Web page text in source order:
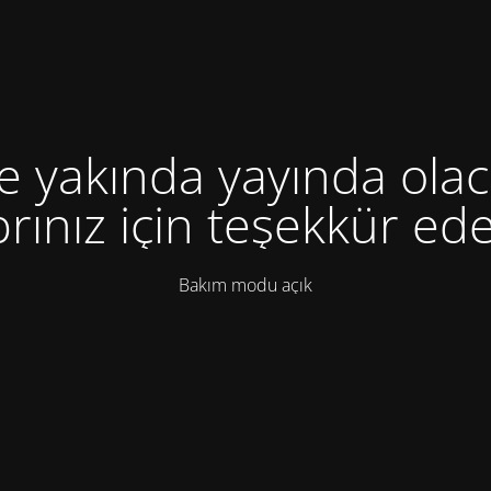
yakında yayında
için teşekkür
Bakım modu açık